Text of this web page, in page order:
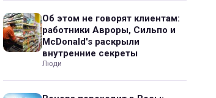
Об этом не говорят клиентам:
работники Авроры, Сильпо и
McDonald's раскрыли
внутренние секреты
Люди